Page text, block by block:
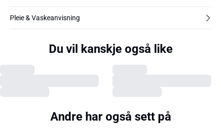
Pleie & Vaskeanvisning
Du vil kanskje også like
Andre har også sett på